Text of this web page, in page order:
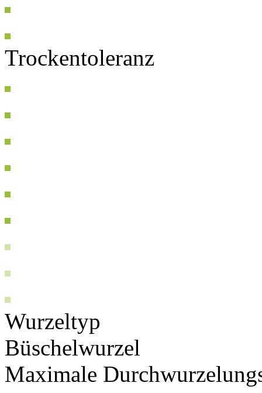
Trockentoleranz
Wurzeltyp
Büschelwurzel
Maximale